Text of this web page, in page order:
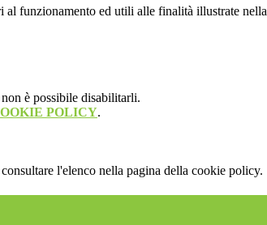
al funzionamento ed utili alle finalità illustrate nella
è possibile disabilitarli.
POLICY.
l'elenco nella pagina della cookie policy.